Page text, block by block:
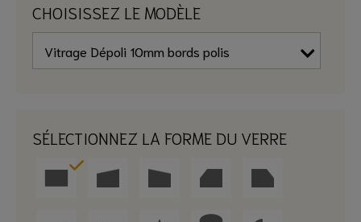
CHOISISSEZ LE MODÈLE
SÉLECTIONNEZ LA FORME DU VERRE